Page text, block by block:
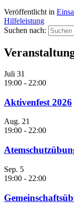
Veröffentlicht in
Hilfeleistung
Suchen nach:
Juli 31
19:00 - 22:00
Aktivenfest 2026
Aug. 21
19:00 - 22:00
Sep. 5
19:00 - 22:00